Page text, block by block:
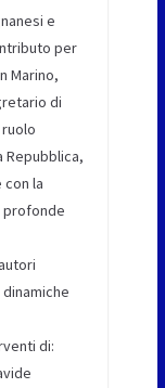
e
per
Marino,
di
Repubblica,
con la
profonde
di: